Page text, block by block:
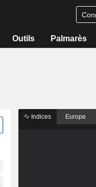
Outils Palmarès
Indices Europe